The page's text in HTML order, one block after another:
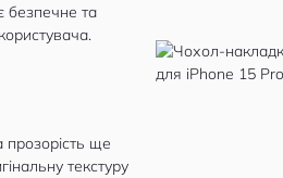
безпечне та
прозорість ще
текстуру